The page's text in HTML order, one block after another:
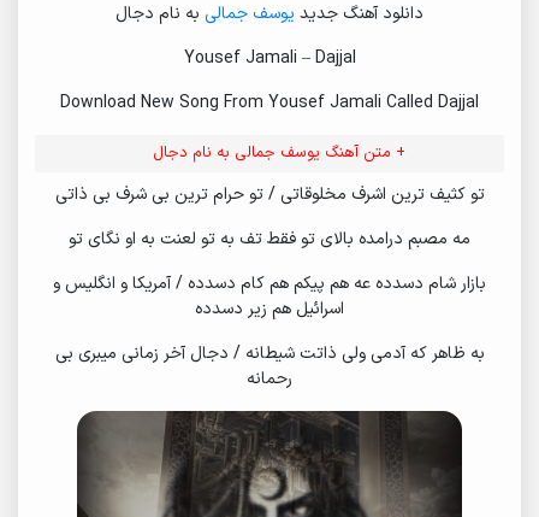
دانلود آهنگ جدید یوسف جمالی به نام دجال
Yousef Jamali – Dajjal
Download New Song From Yousef Jamali Called Dajjal
+ متن آهنگ یوسف جمالی به نام دجال
تو کثیف ترین اشرف مخلوقاتی / تو حرام ترین بی شرف بی ذاتی
مه مصبم درامده بالای تو فقط تف به تو لعنت به او نگای تو
بازار شام دسدده عه هم پیکم هم کام دسدده / آمریکا و انگلیس و
اسرائیل هم زیر دسدده
به ظاهر که آدمی ولی ذاتت شیطانه / دجال آخر زمانی میبری بی
رحمانه